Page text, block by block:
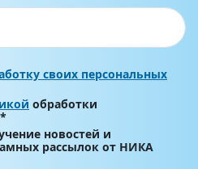
своих персональных
обработки
новостей и
рассылок от НИКА